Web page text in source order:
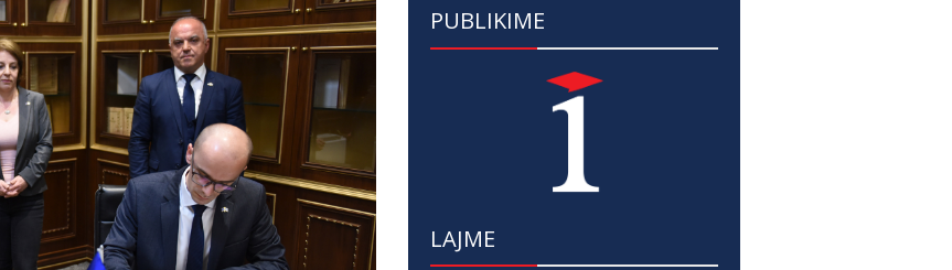
PUBLIKIME
LAJME